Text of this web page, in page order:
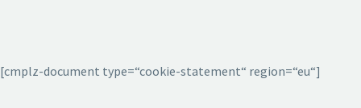
[cmplz-document type=“cookie-statement“ region=“eu“]